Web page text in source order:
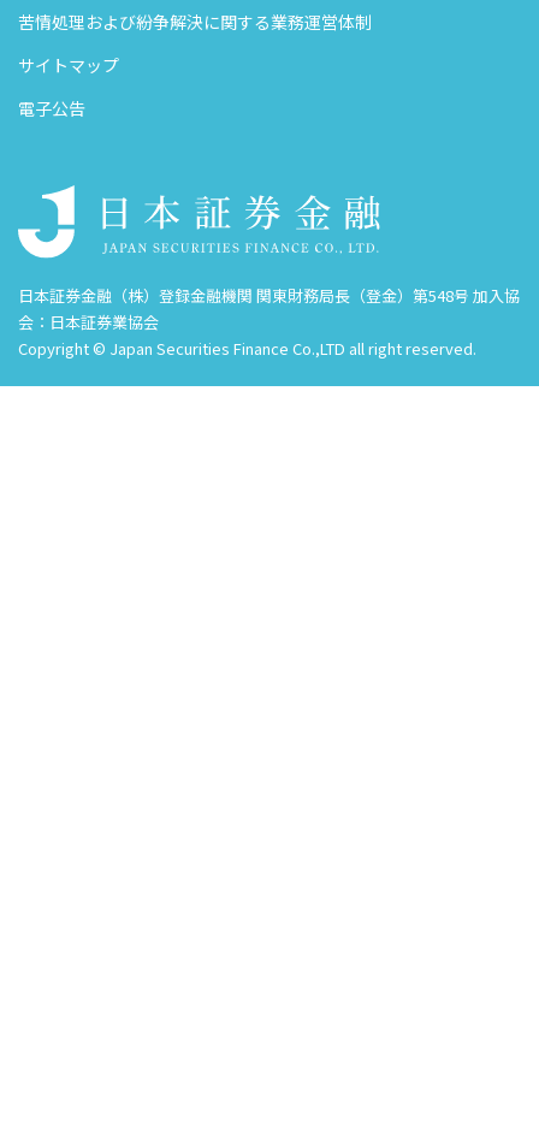
苦情処理および紛争解決に関する業務運営体制
サイトマップ
電子公告
日本証券金融（株）登録金融機関 関東財務局長（登金）第548号 加入協
会：日本証券業協会
Copyright © Japan Securities Finance Co.,LTD all right reserved.